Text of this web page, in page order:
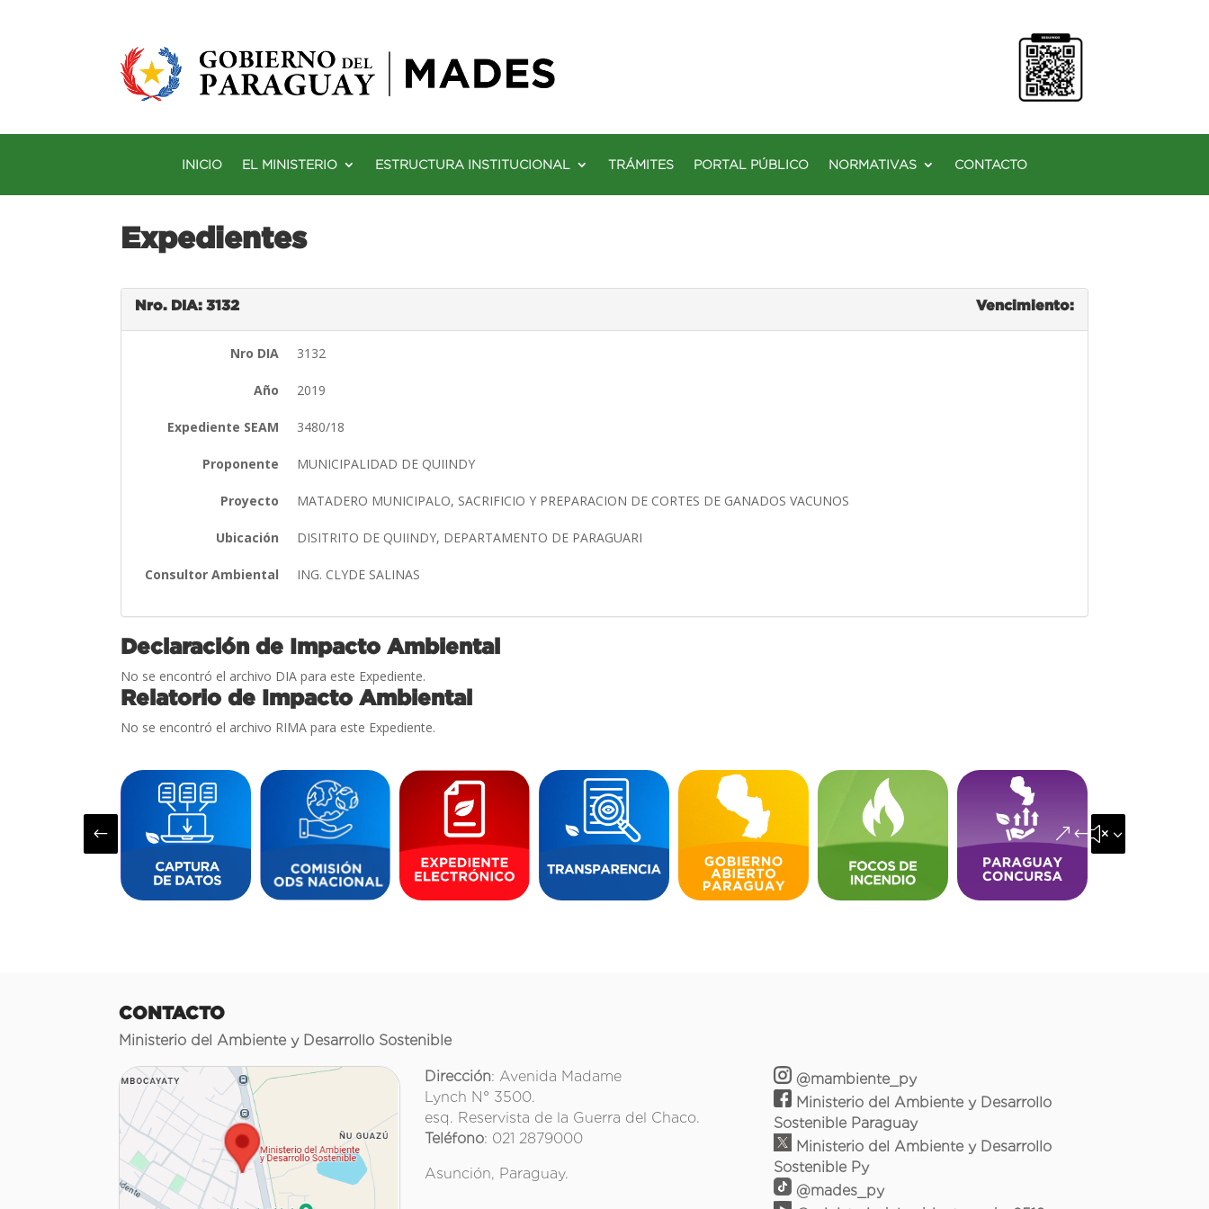
INICIO EL MINISTERIO ESTRUCTURA INSTITUCIONAL TRÁMITES PORTAL PÚBLICO NORMATIVAS CONTACTO
Expedientes
Nro. DIA: 3132 Vencimiento:
Nro DIA 3132
Año 2019
Expediente SEAM 3480/18
Proponente MUNICIPALIDAD DE QUIINDY
Proyecto MATADERO MUNICIPALO, SACRIFICIO Y PREPARACION DE CORTES DE GANADOS VACUNOS
Ubicación DISITRITO DE QUIINDY, DEPARTAMENTO DE PARAGUARI
Consultor Ambiental ING. CLYDE SALINAS
Declaración de Impacto Ambiental
No se encontró el archivo DIA para este Expediente.
Relatorio de Impacto Ambiental
No se encontró el archivo RIMA para este Expediente.
# &#x35;
CONTACTO
Ministerio del Ambiente y Desarrollo Sostenible
Dirección: Avenida Madame
Lynch N° 3500.
esq. Reservista de la Guerra del Chaco.
Teléfono: 021 2879000
Asunción, Paraguay.
@mambiente_py
Ministerio del Ambiente y Desarrollo
Sostenible Paraguay
Ministerio del Ambiente y Desarrollo
Sostenible Py
@mades_py